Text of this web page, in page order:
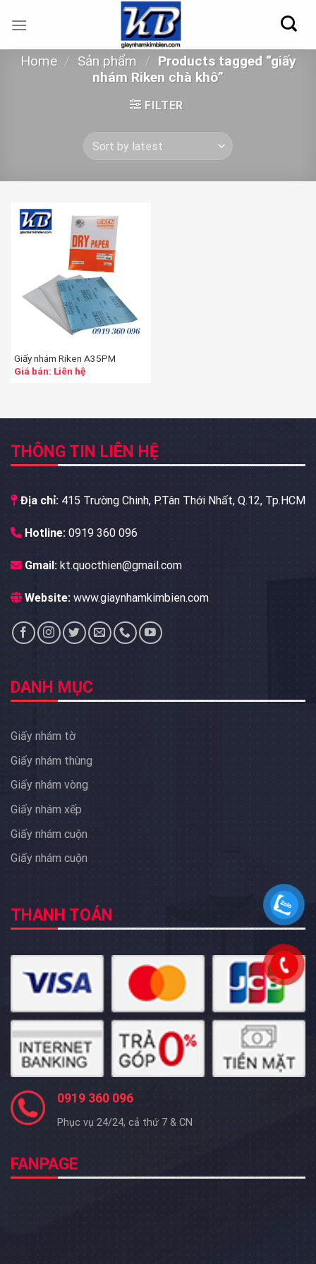
Home / Sản phẩm / Products tagged “giấy
nhám Riken chà khô”
FILTER
Giấy nhám Riken A35PM
Giá bán: Liên hệ
THÔNG TIN LIÊN HỆ
Địa chỉ: 415 Trường Chinh, P.Tân Thới Nhất, Q.12, Tp.HCM
Hotline: 0919 360 096
Gmail: kt.quocthien@gmail.com
Website: www.giaynhamkimbien.com
DANH MỤC
Giấy nhám tờ
Giấy nhám thùng
Giấy nhám vòng
Giấy nhám xếp
Giấy nhám cuộn
Giấy nhám cuộn
THANH TOÁN
0919 360 096
Phục vụ 24/24, cả thứ 7 & CN
FANPAGE